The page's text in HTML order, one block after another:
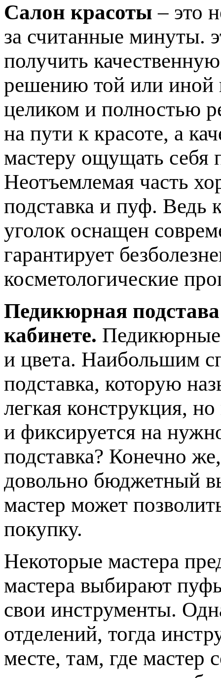
Салон красоты – это
за считанные минуты.
получить
решению той или иной
целиком и полностью
на пути к красоте, а
мастеру ощущать себя
Неотъемлемая часть
подставка и пуф. Ведь
уголок оснащен
гарантирует
косметологические
Педикюрная подстава
кабинете. Педикюрные
и цвета. Наибольшим
подставка, которую
легкая конструкция,
и фиксируется на
подставка? Конечно
довольно бюджетный
мастер может
покупку.
Некоторые мастера
мастера выбирают
свои инструменты.
отделений, тогда
месте, там, где